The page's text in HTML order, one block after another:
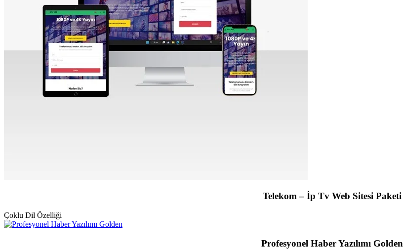
Telekom – İp Tv Web Sitesi Paketi
Çoklu Dil Özelliği
Profesyonel Haber Yazılımı Golden